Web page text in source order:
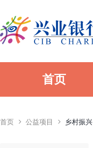
首页
首页 公益项目 乡村振兴